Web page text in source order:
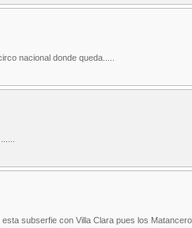
nacional donde queda.....
subserfie con Villa Clara pues los